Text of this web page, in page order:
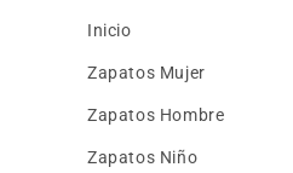
Inicio
Zapatos Mujer
Zapatos Hombre
Zapatos Niño